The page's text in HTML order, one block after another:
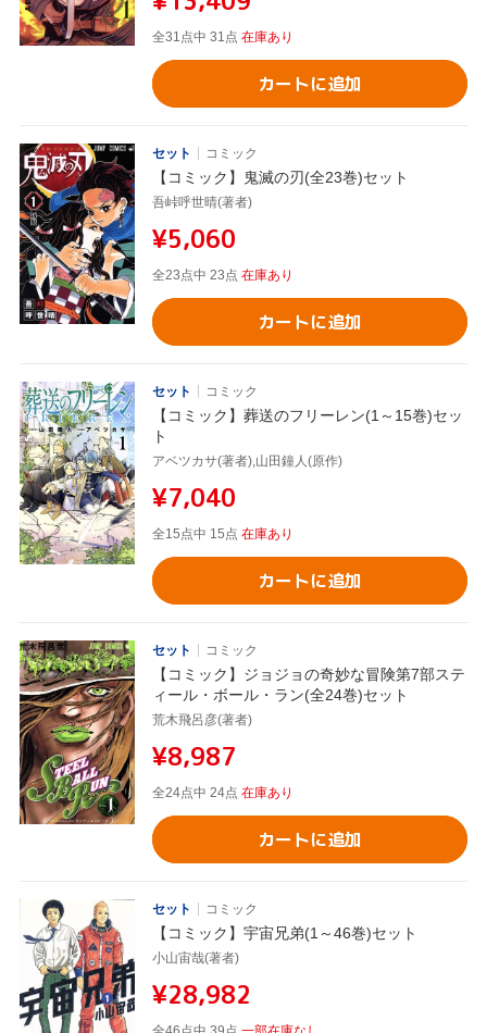
全31点中 31点 在庫あり
カートに追加
セット コミック
【コミック】鬼滅の刃(全23巻)セット
吾峠呼世晴(著者)
¥5,060
全23点中 23点 在庫あり
カートに追加
セット コミック
【コミック】葬送のフリーレン(1～15巻)セッ
ト
アベツカサ(著者),山田鐘人(原作)
¥7,040
全15点中 15点 在庫あり
カートに追加
セット コミック
【コミック】ジョジョの奇妙な冒険第7部ステ
ィール・ボール・ラン(全24巻)セット
荒木飛呂彦(著者)
¥8,987
全24点中 24点 在庫あり
カートに追加
セット コミック
【コミック】宇宙兄弟(1～46巻)セット
小山宙哉(著者)
¥28,982